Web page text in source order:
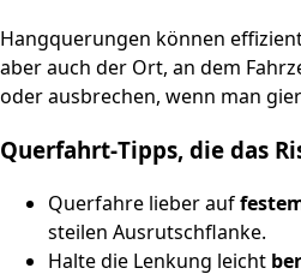
Hangquerungen können
aber auch der Ort, an dem
oder ausbrechen, wenn man
Querfahrt‑Tipps, die das
Querfahre lieber auf
steilen Ausrutschflanke.
Halte die Lenkung leicht